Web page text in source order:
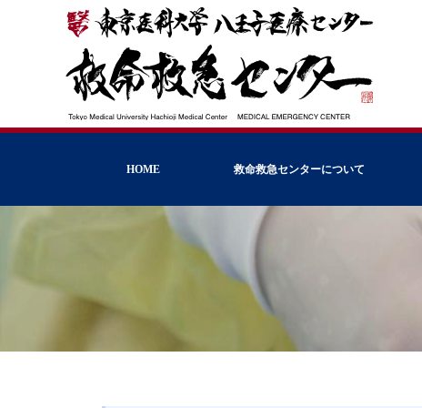
HOME 救命救急センターについて